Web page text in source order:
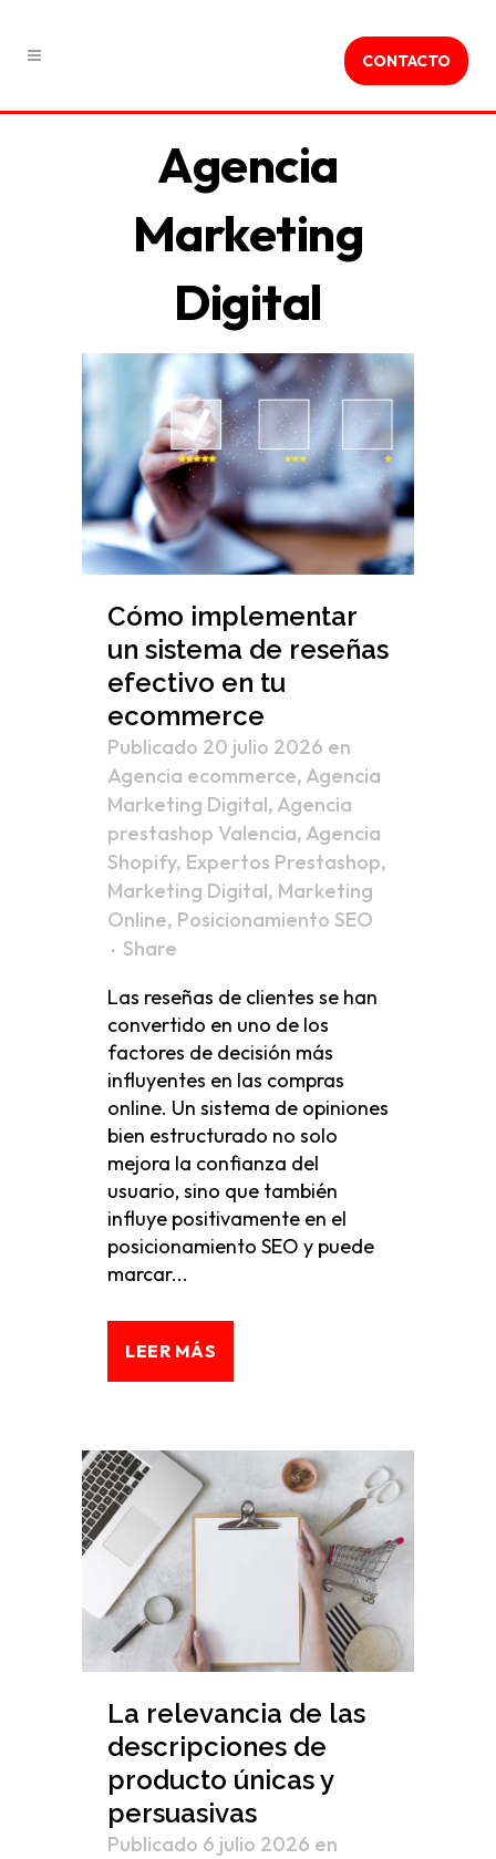
CONTACTO
Agencia
Marketing
Digital
Cómo implementar
un sistema de reseñas
efectivo en tu
ecommerce
Publicado 20 julio 2026 en
Agencia ecommerce, Agencia
Marketing Digital, Agencia
prestashop Valencia, Agencia
Shopify, Expertos Prestashop,
Marketing Digital, Marketing
Online, Posicionamiento SEO
Share
Las reseñas de clientes se han
convertido en uno de los
factores de decisión más
influyentes en las compras
online. Un sistema de opiniones
bien estructurado no solo
mejora la confianza del
usuario, sino que también
influye positivamente en el
posicionamiento SEO y puede
marcar...
LEER MÁS
La relevancia de las
descripciones de
producto únicas y
persuasivas
Publicado 6 julio 2026 en